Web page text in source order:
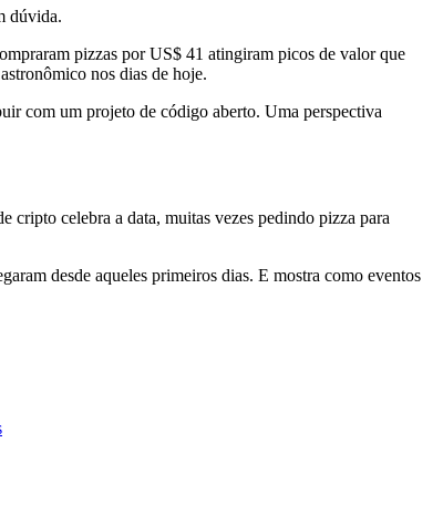
dúvida.
pizzas por US$ 41 atingiram picos de valor que
nos dias de hoje.
com um projeto de código aberto. Uma perspectiva
cripto celebra a data, muitas vezes pedindo pizza para
desde aqueles primeiros dias. E mostra como eventos